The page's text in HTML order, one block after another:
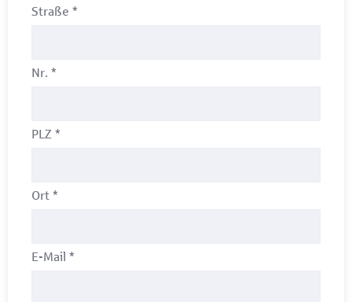
Straße *
Nr. *
PLZ *
Ort *
E-Mail *